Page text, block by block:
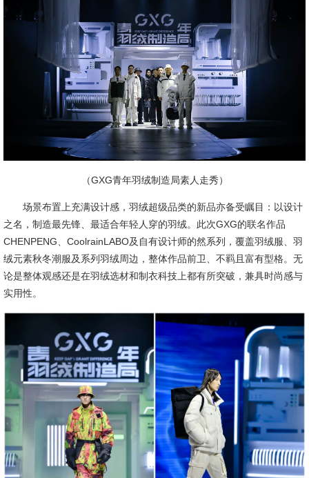
（GXG青年羽绒制造局素人走秀）
场景布置上充满设计感，羽绒超级品类的新品亦备受瞩目：以设计
之名，制造最先锋、最适合年轻人穿的羽绒。此次GXG的联名作品
CHENPENG、CoolrainLABO及自有设计师的然系列，覆盖羽绒服、羽
绒元素秋冬潮服及系列羽绒周边，整体作品前卫、不羁且富有型格。无
论是整体观感还是在羽绒选材和制衣科技上都有所突破，兼具时尚感与
实用性。